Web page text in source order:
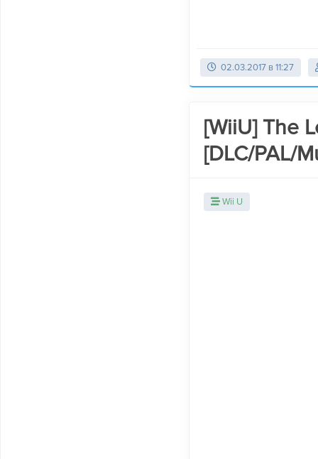
02.03.2017 в 11:27
[WiiU] The
[DLC/PAL/
Wii U